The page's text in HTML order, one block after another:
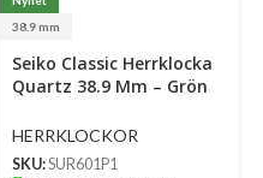
38.9 mm
Select
options
Seiko Classic Herrklocka
Quartz 38.9 Mm – Grön
Stållänk
HERRKLOCKOR
SKU:SUR601P1